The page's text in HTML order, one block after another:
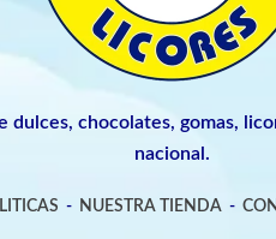
dulces, chocolates, gomas,
nacional.
- NUESTRA TIENDA-